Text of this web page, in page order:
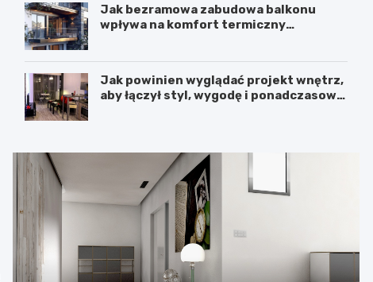
Jak bezramowa zabudowa balkonu
wpływa na komfort termiczny
Jak powinien wyglądać projekt wnętrz,
aby łączył styl, wygodę i ponadczasową